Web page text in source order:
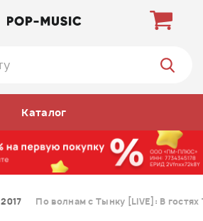
Каталог
2017 По волнам с Тынку [LIVE]: В